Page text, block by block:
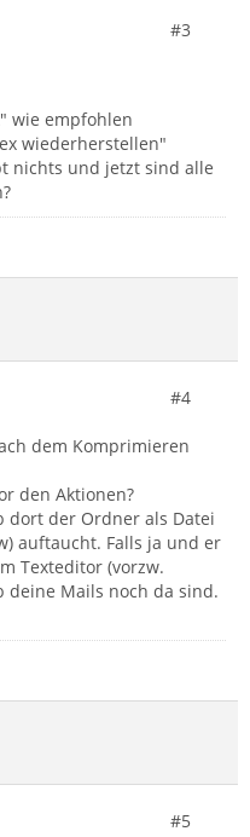
#3
wie empfohlen
wiederherstellen"
nichts und jetzt sind alle
#4
dem Komprimieren
den Aktionen?
dort der Ordner als Datei
auftaucht. Falls ja und er
Texteditor (vorzw.
Mails noch da sind.
#5